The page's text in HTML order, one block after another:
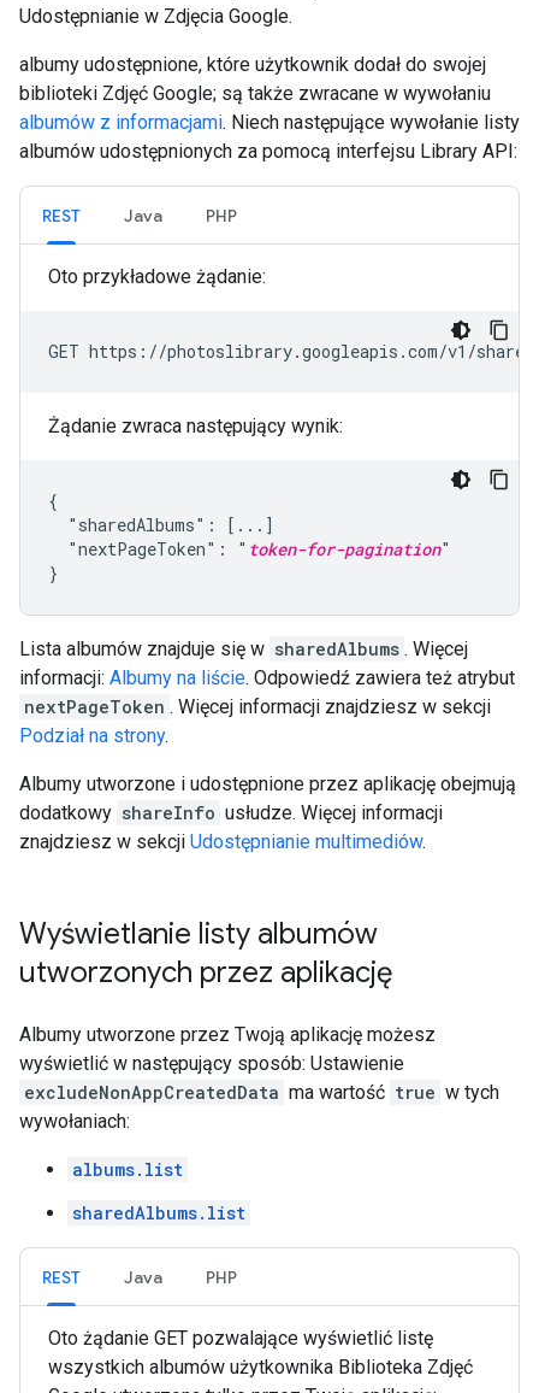
Udostępnianie w Zdjęcia Google.
albumy udostępnione, które użytkownik dodał do swojej
biblioteki Zdjęć Google; są także zwracane w wywołaniu
albumów z informacjami. Niech następujące wywołanie listy
albumów udostępnionych za pomocą interfejsu Library API:
REST Java PHP
Oto przykładowe żądanie:
Żądanie zwraca następujący wynik:
{
  "sharedAlbums": [...]
  "nextPageToken": "
token-for-pagination"
}
Lista albumów znajduje się w sharedAlbums . Więcej
informacji: Albumy na liście. Odpowiedź zawiera też atrybut
nextPageToken . Więcej informacji znajdziesz w sekcji
Podział na strony.
Albumy utworzone i udostępnione przez aplikację obejmują
dodatkowy shareInfo usłudze. Więcej informacji
znajdziesz w sekcji Udostępnianie multimediów.
Wyświetlanie listy albumów
utworzonych przez aplikację
Albumy utworzone przez Twoją aplikację możesz
wyświetlić w następujący sposób: Ustawienie
excludeNonAppCreatedData ma wartość true w tych
wywołaniach:
albums.list
sharedAlbums.list
REST Java PHP
Oto żądanie GET pozwalające wyświetlić listę
wszystkich albumów użytkownika Biblioteka Zdjęć